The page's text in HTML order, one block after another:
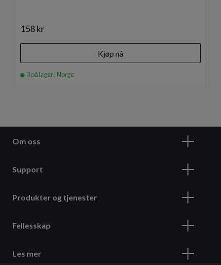
158 kr
Kjøp nå
3 på lager i Norge
Om oss
Support
Produkter og tjenester
Fellesskap
Les mer